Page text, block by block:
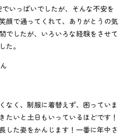
いっぱいでしたが、そんな不安を
顔で通ってくれて、ありがとうの気
でしたが、いろいろな経験をさせて
た。
く、制服に着替えず、困っていま
たいと土日もいっているほどです！
した姿をかんじます！一番に年中さ